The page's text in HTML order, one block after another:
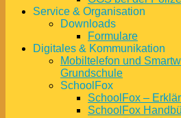
Service & Organisation
Downloads
Formulare
Digitales & Kommunikation
Mobiltelefon und
Grundschule
SchoolFox
SchoolFox –
SchoolFox